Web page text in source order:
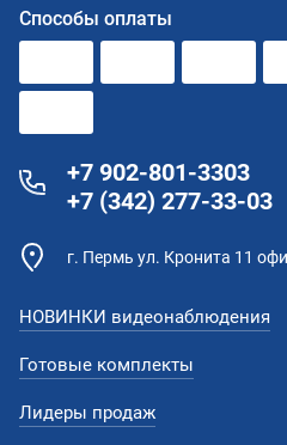
Способы оплаты
+7 902-801-3303
+7 (342) 277-33-03
г. Пермь ул. Кронита 11
НОВИНКИ видеонаблюдения
Готовые комплекты
Лидеры продаж